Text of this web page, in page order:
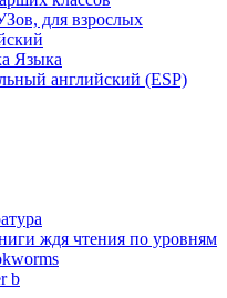
для взрослых
Языка
английский (ESP)
ждя чтения по уровням
b